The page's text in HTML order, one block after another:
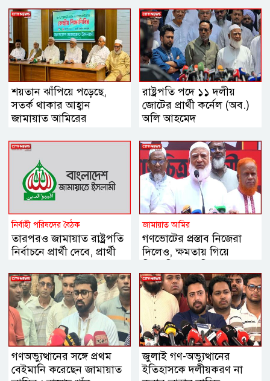
শয়তান ঝাঁপিয়ে পড়েছে,
সতর্ক থাকার আহ্বান
জামায়াত আমিরের
রাষ্ট্রপতি পদে ১১ দলীয়
জোটের প্রার্থী কর্নেল (অব.)
অলি আহমেদ
নির্বাহী পরিষদের বৈঠক
তারপরও জামায়াত রাষ্ট্রপতি
নির্বাচনে প্রার্থী দেবে, প্রার্থী
জামায়াত আমির
গণভোটের প্রস্তাব নিজেরা
দিলেও, ক্ষমতায় গিয়ে
গিয়েছে
গণঅভ্যুত্থানের সঙ্গে প্রথম
বেইমানি করেছেন জামায়াত
জুলাই গণ-অভ্যুত্থানের
ইতিহাসকে দলীয়করণ না